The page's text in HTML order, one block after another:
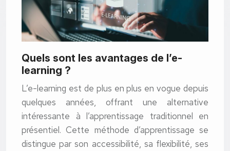
Quels sont les avantages de l’e-
learning ?
L’e-learning est de plus en plus en vogue depuis
quelques années, offrant une alternative
intéressante à l’apprentissage traditionnel en
présentiel. Cette méthode d’apprentissage se
distingue par son accessibilité, sa flexibilité, ses